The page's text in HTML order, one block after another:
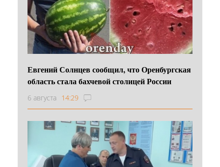
Евгений Солнцев сообщил, что Оренбургская
область стала бахчевой столицей России
6 августа 14:29